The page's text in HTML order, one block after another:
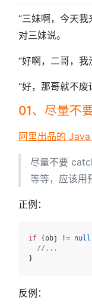
“三妹啊，今天
对三妹说。
“好啊，二哥，我
“好，那哥就不废
01、尽量不
阿里出品的
尽量不要
等等，应该用
正例：
if (obj != null
//...
反例：